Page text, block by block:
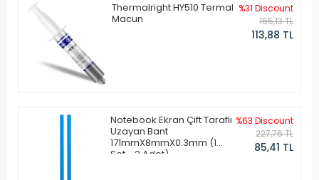
Thermalright HY510 Termal
Macun
%31 Discount
165,13 TL
113,88 TL
Notebook Ekran Çift Taraflı
Uzayan Bant
171mmX8mmX0.3mm (1
Set - 2 Adet)
%63 Discount
227,76 TL
85,41 TL